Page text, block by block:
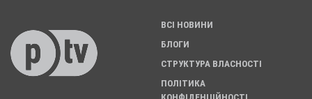
ВСІ НОВИНИ
БЛОГИ
СТРУКТУРА ВЛАСНОСТІ
ПОЛІТИКА